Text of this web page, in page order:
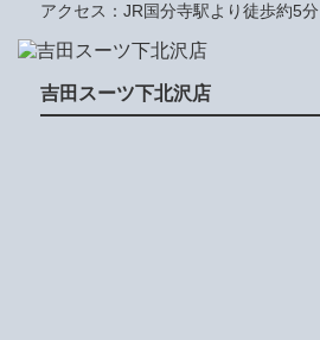
アクセス：JR国分寺駅より徒歩約5分
吉田スーツ下北沢店